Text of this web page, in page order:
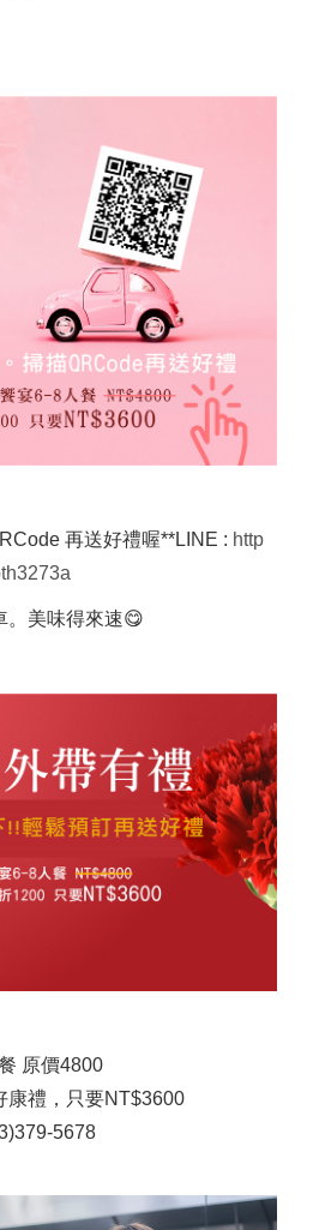
再送好禮喔**LINE : http
。美味得來速😋
原價4800
康禮，只要NT$3600
5678